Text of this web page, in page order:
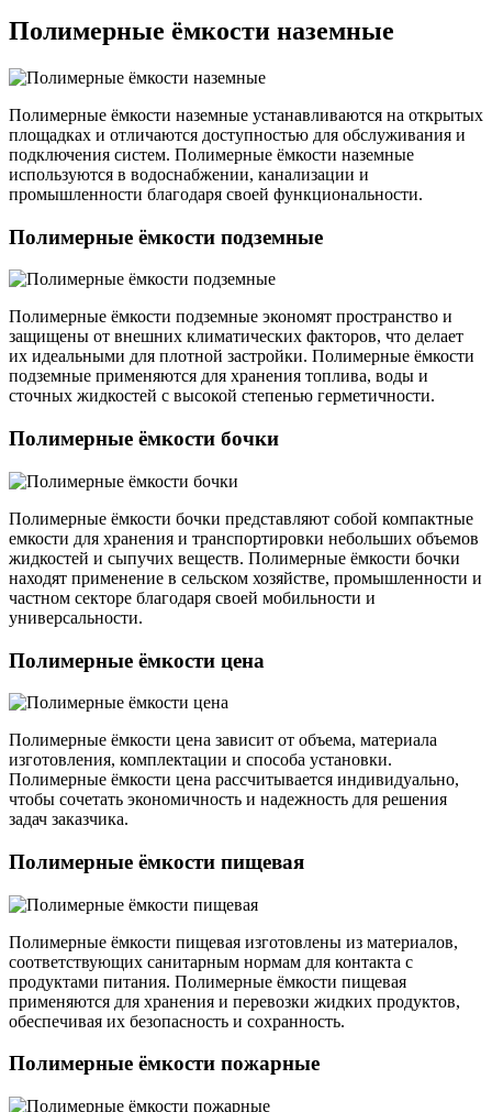
Полимерные ёмкости наземные
Полимерные ёмкости наземные устанавливаются на открытых
площадках и отличаются доступностью для обслуживания и
подключения систем. Полимерные ёмкости наземные
используются в водоснабжении, канализации и
промышленности благодаря своей функциональности.
Полимерные ёмкости подземные
Полимерные ёмкости подземные экономят пространство и
защищены от внешних климатических факторов, что делает
их идеальными для плотной застройки. Полимерные ёмкости
подземные применяются для хранения топлива, воды и
сточных жидкостей с высокой степенью герметичности.
Полимерные ёмкости бочки
Полимерные ёмкости бочки представляют собой компактные
емкости для хранения и транспортировки небольших объемов
жидкостей и сыпучих веществ. Полимерные ёмкости бочки
находят применение в сельском хозяйстве, промышленности и
частном секторе благодаря своей мобильности и
универсальности.
Полимерные ёмкости цена
Полимерные ёмкости цена зависит от объема, материала
изготовления, комплектации и способа установки.
Полимерные ёмкости цена рассчитывается индивидуально,
чтобы сочетать экономичность и надежность для решения
задач заказчика.
Полимерные ёмкости пищевая
Полимерные ёмкости пищевая изготовлены из материалов,
соответствующих санитарным нормам для контакта с
продуктами питания. Полимерные ёмкости пищевая
применяются для хранения и перевозки жидких продуктов,
обеспечивая их безопасность и сохранность.
Полимерные ёмкости пожарные